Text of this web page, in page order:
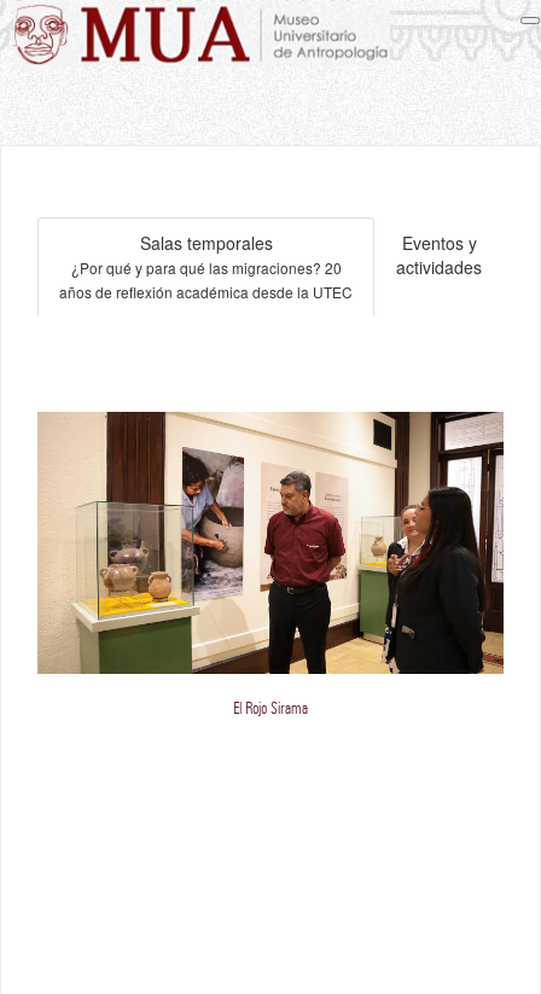
Salas temporales
¿Por qué y para qué las migraciones? 20
años de reflexión académica desde la UTEC
Eventos y
actividades
El Rojo Sirama